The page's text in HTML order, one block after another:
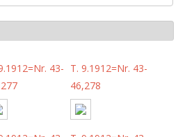
43- T. 9.1912=Nr. 43-
46,278